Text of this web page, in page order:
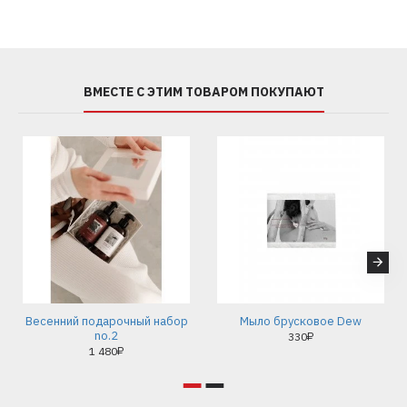
ВМЕСТЕ С ЭТИМ ТОВАРОМ ПОКУПАЮТ
Весенний подарочный набор
no.2
1 480₽
Мыло брусковое Dew
330₽